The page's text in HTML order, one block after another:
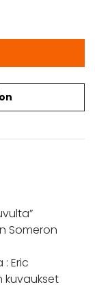
Someron
Eric
kuvaukset